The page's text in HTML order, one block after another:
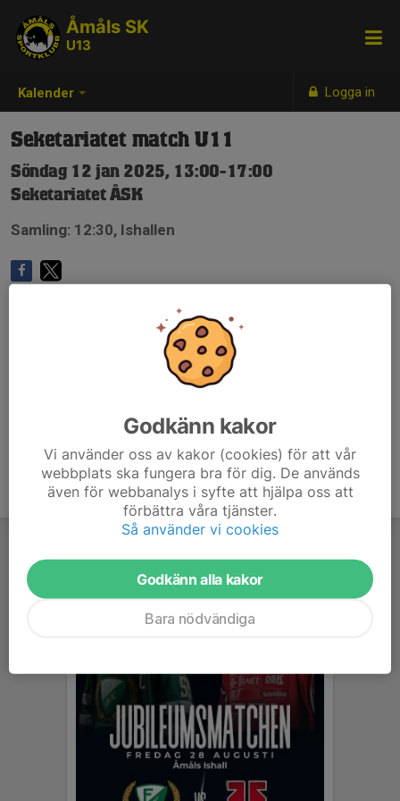
Kalender Logga in
Åmåls SK
U13
Seketariatet match U11
Söndag 12 jan 2025, 13:00-17:00
Seketariatet ÅSK
Samling: 12:30, Ishallen
Godkänn kakor
Vi använder oss av kakor (cookies) för att vår
webbplats ska fungera bra för dig. De används
även för webbanalys i syfte att hjälpa oss att
förbättra våra tjänster.
Så använder vi cookies
Godkänn alla kakor
Bara nödvändiga